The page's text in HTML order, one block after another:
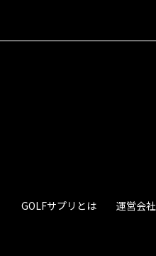
GOLFサプリとは 運営会社